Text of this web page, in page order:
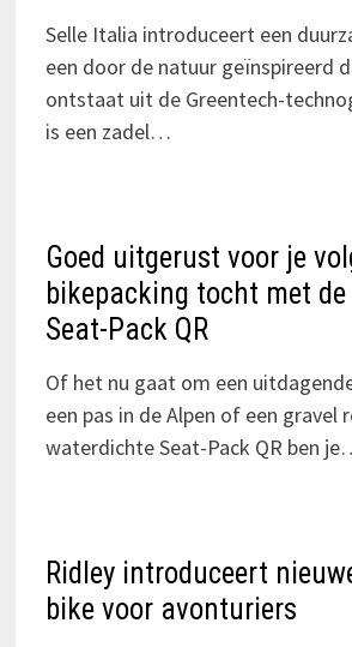
Selle Italia introduceert een
een door de natuur geïnspireerd
ontstaat uit de Greentech-
is een zadel…
Goed uitgerust voor je
bikepacking tocht met
Seat-Pack QR
Of het nu gaat om een
een pas in de Alpen of een gravel
waterdichte Seat-Pack QR ben
Ridley introduceert
bike voor avonturiers